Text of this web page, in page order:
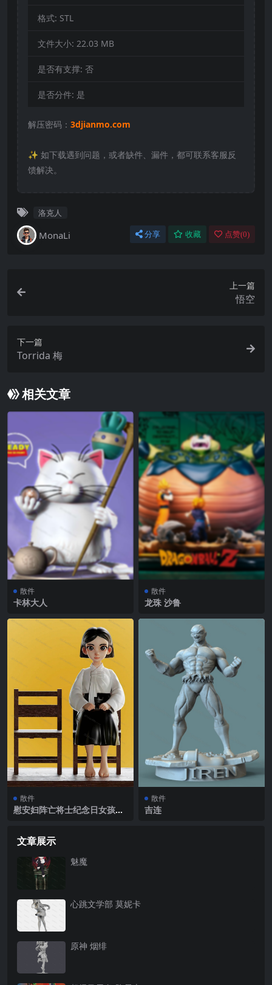
格式: STL
文件大小: 22.03 MB
是否有支撑: 否
是否分件: 是
解压密码： 3djianmo.com
✨️ 如下载遇到问题，或者缺件、漏件，都可联系客服反
馈解决。
洛克人
MonaLi 分享 收藏 点赞(0)
上一篇
悟空
下一篇
Torrida 梅
相关文章
散件
卡林大人
散件
龙珠 沙鲁
散件
慰安妇阵亡将士纪念日女孩雕
散件
吉连
文章展示
魅魔
心跳文学部 莫妮卡
原神 烟绯